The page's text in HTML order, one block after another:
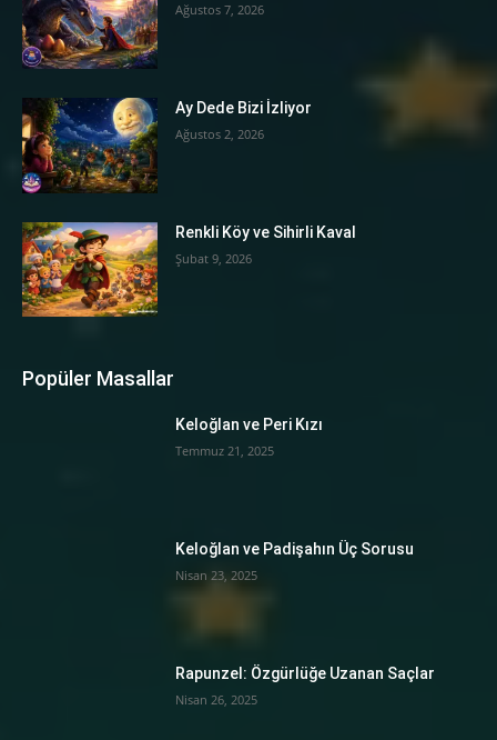
Ağustos 7, 2026
Ay Dede Bizi İzliyor
Ağustos 2, 2026
Renkli Köy ve Sihirli Kaval
Şubat 9, 2026
Popüler Masallar
Keloğlan ve Peri Kızı
Temmuz 21, 2025
Keloğlan ve Padişahın Üç Sorusu
Nisan 23, 2025
Rapunzel: Özgürlüğe Uzanan Saçlar
Nisan 26, 2025